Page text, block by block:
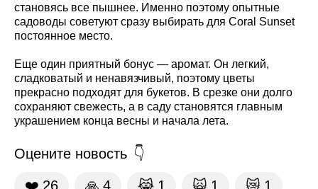
становясь все пышнее. Именно поэтому опытные
садоводы советуют сразу выбирать для Coral Sunset
постоянное место.
Еще один приятный бонус — аромат. Он легкий,
сладковатый и ненавязчивый, поэтому цветы
прекрасно подходят для букетов. В срезке они долго
сохраняют свежесть, а в саду становятся главным
украшением конца весны и начала лета.
Оцените новость
❤️ 26 🙏 4 😹 1 🙀 1 😿 1